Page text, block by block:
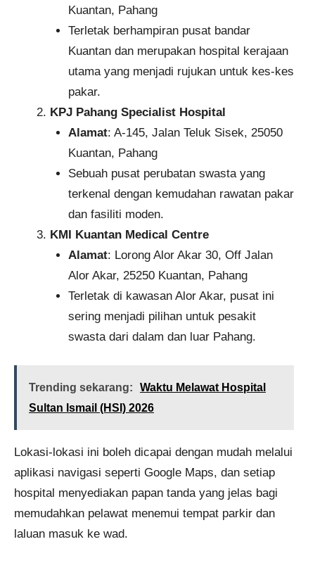
Kuantan, Pahang
Terletak berhampiran pusat bandar
Kuantan dan merupakan hospital kerajaan
utama yang menjadi rujukan untuk kes-kes
pakar.
KPJ Pahang Specialist Hospital
Alamat: A-145, Jalan Teluk Sisek, 25050
Kuantan, Pahang
Sebuah pusat perubatan swasta yang
terkenal dengan kemudahan rawatan pakar
dan fasiliti moden.
KMI Kuantan Medical Centre
Alamat: Lorong Alor Akar 30, Off Jalan
Alor Akar, 25250 Kuantan, Pahang
Terletak di kawasan Alor Akar, pusat ini
sering menjadi pilihan untuk pesakit
swasta dari dalam dan luar Pahang.
Trending sekarang:
Waktu Melawat Hospital
Sultan Ismail (HSI) 2026
Lokasi-lokasi ini boleh dicapai dengan mudah melalui
aplikasi navigasi seperti Google Maps, dan setiap
hospital menyediakan papan tanda yang jelas bagi
memudahkan pelawat menemui tempat parkir dan
laluan masuk ke wad.